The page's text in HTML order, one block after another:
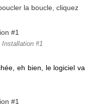
la boucle, cliquez
#1
eh bien, le logiciel va